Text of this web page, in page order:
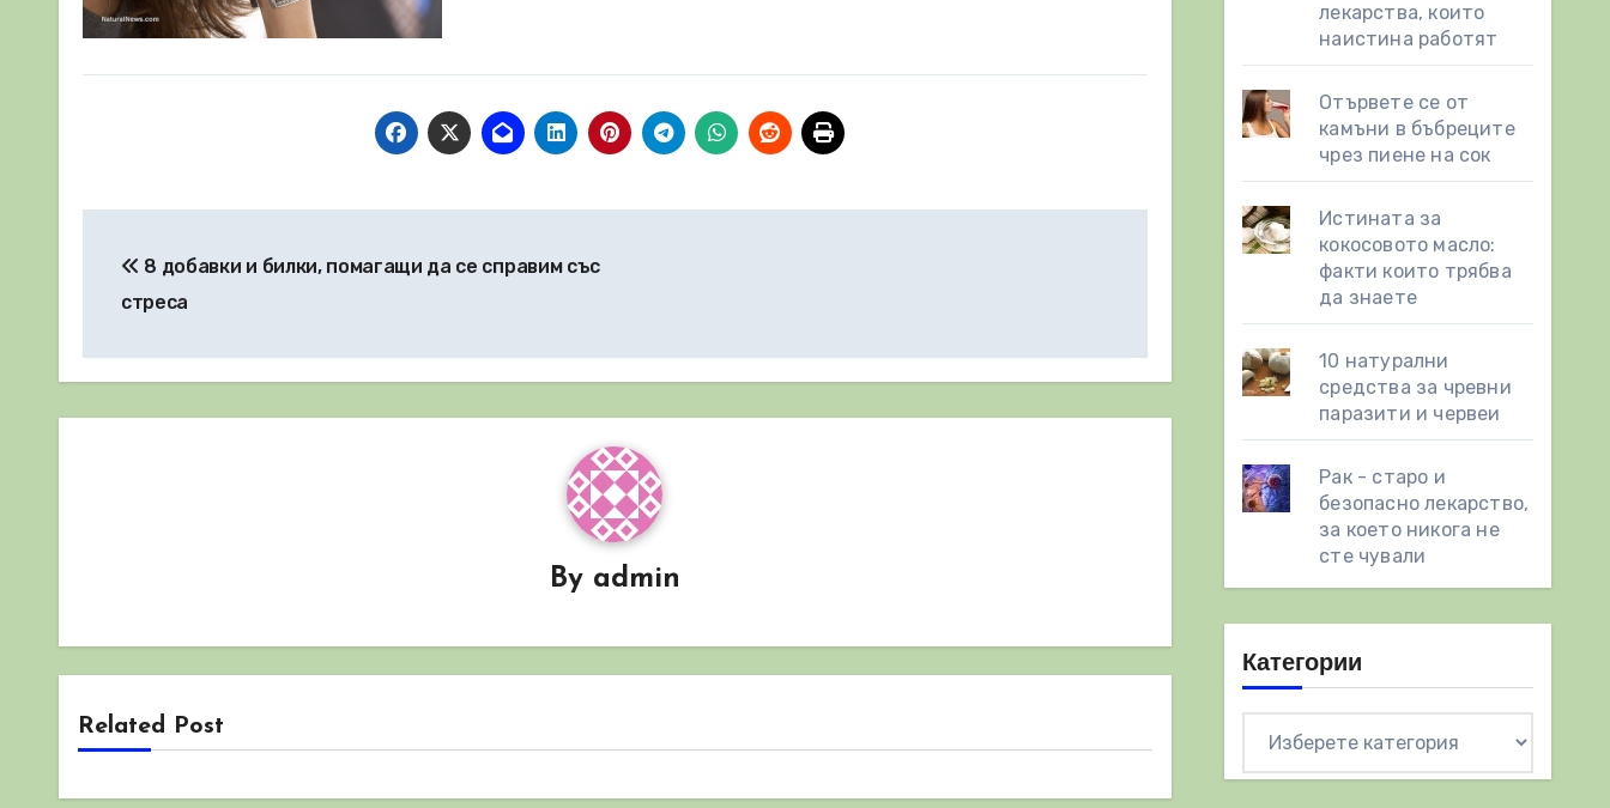
8 добавки и билки, помагащи да се справим със
стреса
By admin
Related Post
лекарства, които
наистина работят
Отървете се от
камъни в бъбреците
чрез пиене на сок
Истината за
кокосовото масло:
факти които трябва
да знаете
10 натурални
средства за чревни
паразити и червеи
Рак - старо и
безопасно лекарство,
за което никога не
сте чували
Категории